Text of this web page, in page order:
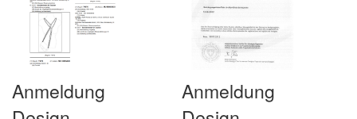
Anmeldung
Anmeldung